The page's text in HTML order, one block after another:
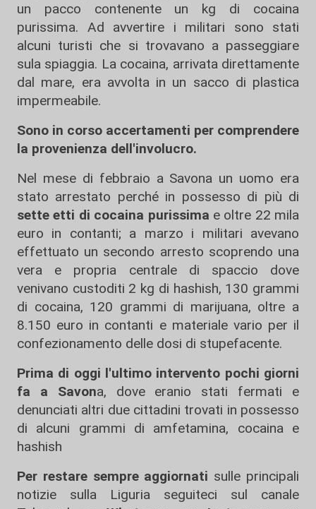
un pacco contenente un kg di cocaina
purissima. Ad avvertire i militari sono stati
alcuni turisti che si trovavano a passeggiare
sula spiaggia. La cocaina, arrivata direttamente
dal mare, era avvolta in un sacco di plastica
impermeabile.
Sono in corso accertamenti per comprendere
la provenienza dell'involucro.
Nel mese di febbraio a Savona un uomo era
stato arrestato perché in possesso di più di
sette etti di cocaina purissima e oltre 22 mila
euro in contanti; a marzo i militari avevano
effettuato un secondo arresto scoprendo una
vera e propria centrale di spaccio dove
venivano custoditi 2 kg di hashish, 130 grammi
di cocaina, 120 grammi di marijuana, oltre a
8.150 euro in contanti e materiale vario per il
confezionamento delle dosi di stupefacente.
Prima di oggi l'ultimo intervento pochi giorni
fa a Savona, dove eranio stati fermati e
denunciati altri due cittadini trovati in possesso
di alcuni grammi di amfetamina, cocaina e
hashish
Per restare sempre aggiornati sulle principali
notizie sulla Liguria seguiteci sul canale